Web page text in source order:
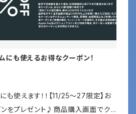
にも使えるお得なクーポン！
使えます！！【11/25〜27限定】お
をプレゼント♪商品購入画面でク